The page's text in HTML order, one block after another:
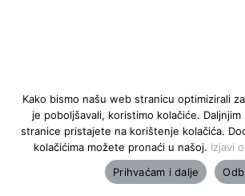
Kako bismo našu web stranicu optimizirali
je poboljšavali, koristimo kolačiće.
stranice pristajete na korištenje kolačića.
kolačićima možete pronaći u našoj. Izjavi
Prihvaćam i dalje